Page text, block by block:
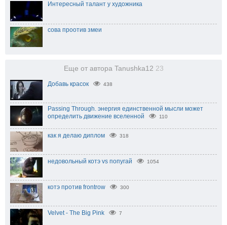
Интересный талант у художника
сова проотив змеи
Еще от автора Tanushka12 23
Добавь красок 438
Passing Through. энергия единственной мысли может
определить движение вселенной
110
как я делаю диплом 318
недовольный котэ vs попугай 1054
котэ против frontrow 300
Velvet - The Big Pink 7